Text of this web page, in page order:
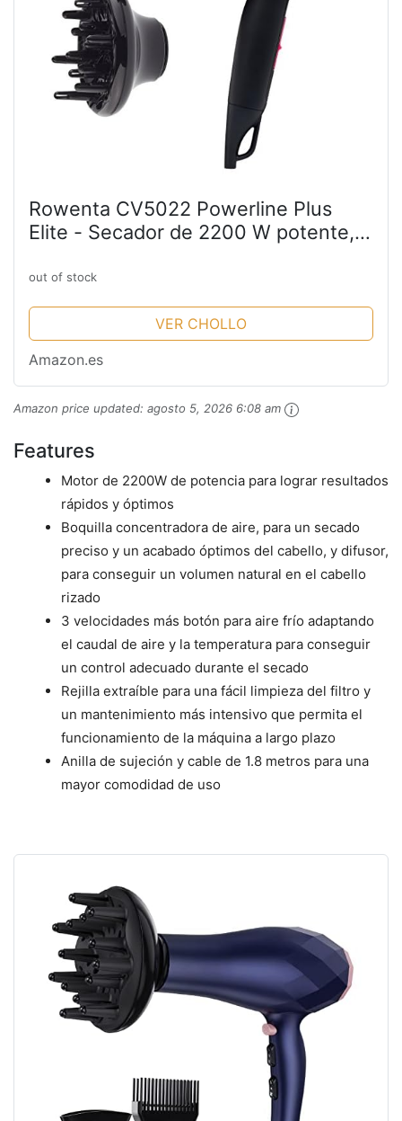
Rowenta CV5022 Powerline Plus
Elite - Secador de 2200 W potente,
de aire y difusor, 3 velocidades y 2
temperaturas,...
out of stock
VER CHOLLO
Amazon.es
Amazon price updated: agosto 5, 2026 6:08 am
Features
Motor de 2200W de potencia para lograr resultados
rápidos y óptimos
Boquilla concentradora de aire, para un secado
preciso y un acabado óptimos del cabello, y difusor,
para conseguir un volumen natural en el cabello
rizado
3 velocidades más botón para aire frío adaptando
el caudal de aire y la temperatura para conseguir
un control adecuado durante el secado
Rejilla extraíble para una fácil limpieza del filtro y
un mantenimiento más intensivo que permita el
funcionamiento de la máquina a largo plazo
Anilla de sujeción y cable de 1.8 metros para una
mayor comodidad de uso